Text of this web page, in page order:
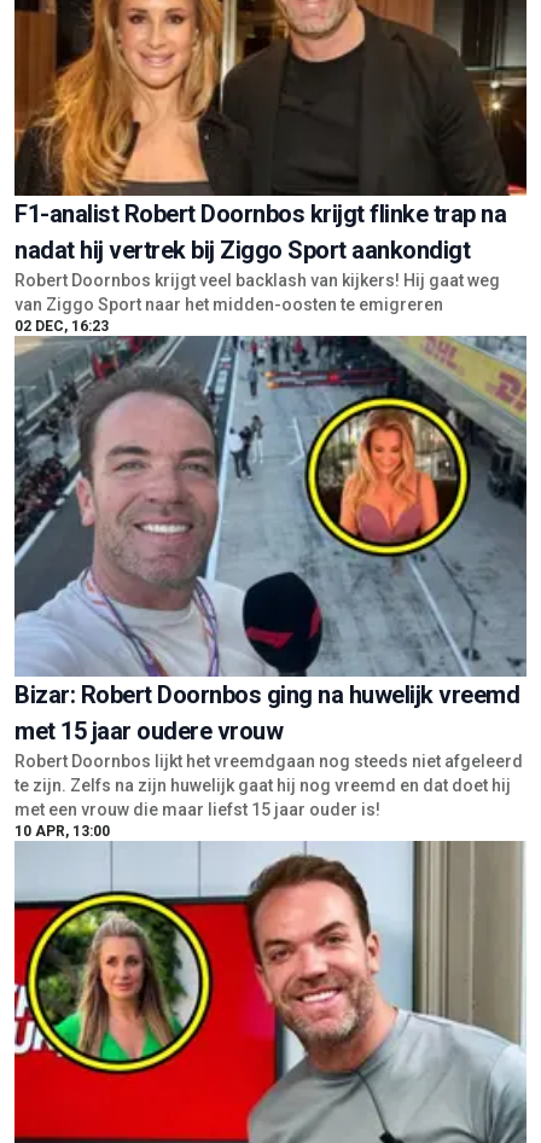
F1-analist Robert Doornbos krijgt flinke trap na
nadat hij vertrek bij Ziggo Sport aankondigt
Robert Doornbos krijgt veel backlash van kijkers! Hij gaat weg
van Ziggo Sport naar het midden-oosten te emigreren
02 DEC, 16:23
Bizar: Robert Doornbos ging na huwelijk vreemd
met 15 jaar oudere vrouw
Robert Doornbos lijkt het vreemdgaan nog steeds niet afgeleerd
te zijn. Zelfs na zijn huwelijk gaat hij nog vreemd en dat doet hij
met een vrouw die maar liefst 15 jaar ouder is!
10 APR, 13:00